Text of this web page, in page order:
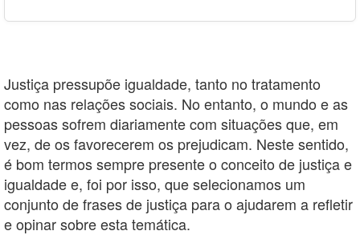
Justiça pressupõe igualdade, tanto no tratamento
como nas relações sociais. No entanto, o mundo e as
pessoas sofrem diariamente com situações que, em
vez, de os favorecerem os prejudicam. Neste sentido,
é bom termos sempre presente o conceito de justiça e
igualdade e, foi por isso, que selecionamos um
conjunto de frases de justiça para o ajudarem a refletir
e opinar sobre esta temática.